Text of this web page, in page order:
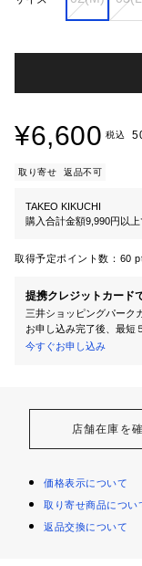
¥6,600 税込
取り寄せ 返品不可
TAKEO KIKUCHI
購入合計金額9,990円以
取得予定ポイント数： 60
提携クレジットカード
三井ショッピングパーク
お申し込み完了後、最短
今すぐお申し込み
店舗在庫を
価格表示について
取り寄せ商品につい
返品交換について